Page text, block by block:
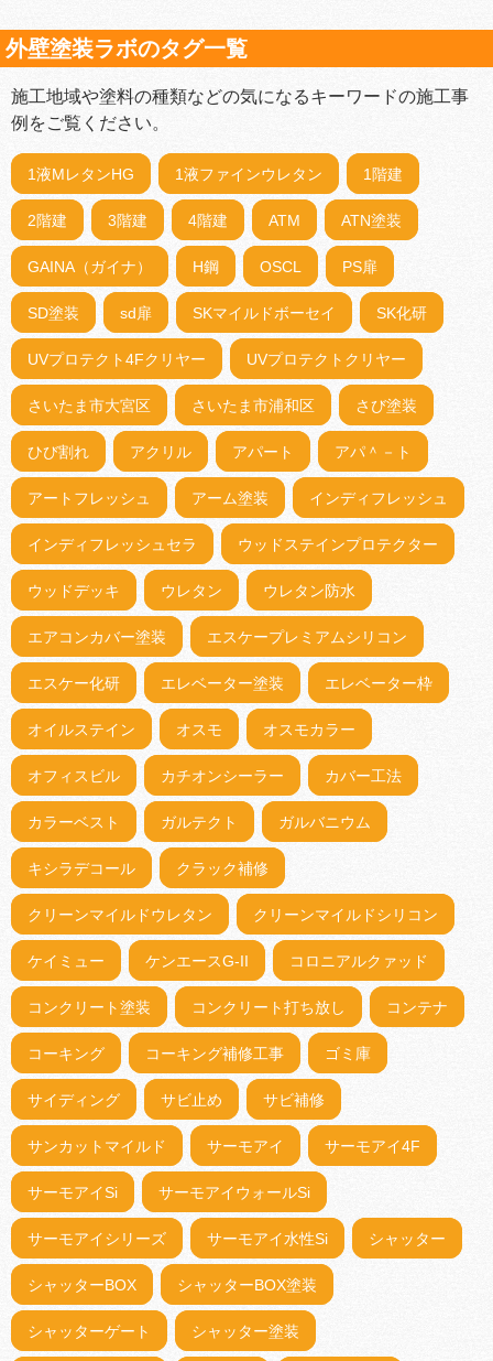
外壁塗装ラボのタグ一覧
施工地域や塗料の種類などの気になるキーワードの施工事
例をご覧ください。
1液MレタンHG 1液ファインウレタン 1階建
2階建 3階建 4階建 ATM ATN塗装
GAINA（ガイナ） H鋼 OSCL PS扉
SD塗装 sd扉 SKマイルドボーセイ SK化研
UVプロテクト4Fクリヤー UVプロテクトクリヤー
さいたま市大宮区 さいたま市浦和区 さび塗装
ひび割れ アクリル アパート アパ＾－ト
アートフレッシュ アーム塗装 インディフレッシュ
インディフレッシュセラ ウッドステインプロテクター
ウッドデッキ ウレタン ウレタン防水
エアコンカバー塗装 エスケープレミアムシリコン
エスケー化研 エレベーター塗装 エレベーター枠
オイルステイン オスモ オスモカラー
オフィスビル カチオンシーラー カバー工法
カラーベスト ガルテクト ガルバニウム
キシラデコール クラック補修
クリーンマイルドウレタン クリーンマイルドシリコン
ケイミュー ケンエースG-II コロニアルクァッド
コンクリート塗装 コンクリート打ち放し コンテナ
コーキング コーキング補修工事 ゴミ庫
サイディング サビ止め サビ補修
サンカットマイルド サーモアイ サーモアイ4F
サーモアイSi サーモアイウォールSi
サーモアイシリーズ サーモアイ水性Si シャッター
シャッターBOX シャッターBOX塗装
シャッターゲート シャッター塗装